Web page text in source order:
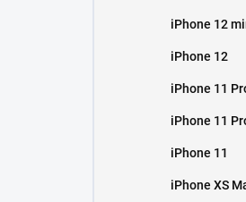
iPhone 12
iPhone 12
iPhone 11
iPhone 11
iPhone 11
iPhone XS